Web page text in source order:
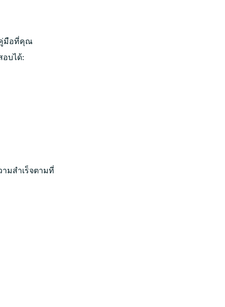
คู่มือที่คุณ
บได้:
มสำเร็จตามที่